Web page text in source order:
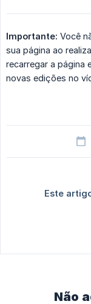
Importante: Você
sua página ao
recarregar a página
novas edições no
Este
Não